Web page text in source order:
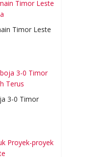
Timor Leste
3-0 Timor